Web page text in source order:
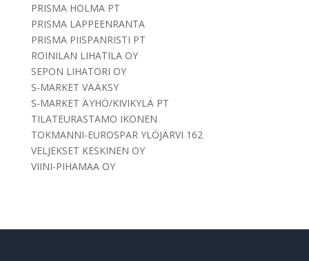
PRISMA HOLMA PT
PRISMA LAPPEENRANTA
PRISMA PIISPANRISTI PT
ROINILAN LIHATILA OY
SEPON LIHATORI OY
S-MARKET VÄÄKSY
S-MARKET ÄYHÖ/KIVIKYLÄ PT
TILATEURASTAMO IKONEN
TOKMANNI-EUROSPAR YLÖJÄRVI 162
VELJEKSET KESKINEN OY
VIINI-PIHAMAA OY